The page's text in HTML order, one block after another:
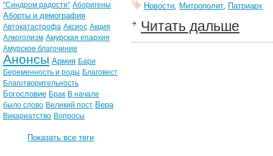
Новости, Митрополит, Патриарх
Читать дальше
"Синдром радости" Аборигены
Аборты и демография
Автокатастрофа Аксиос Акция
Алкоголизм Амурская епархия
Амурское благочиние
Анонсы Армия Бари
Беременность и роды Благовест
Благотворительность
Богословие Брак В начале
было слово Великий пост Вера
Викариатство Вопросы
Показать все теги